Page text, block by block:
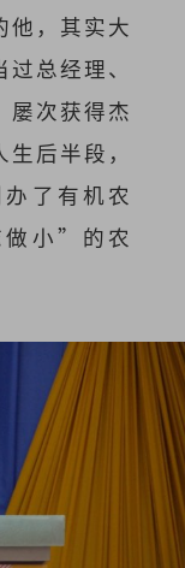
他，其实大
总经理、
屡次获得杰
后半段，
了有机农
小”的农